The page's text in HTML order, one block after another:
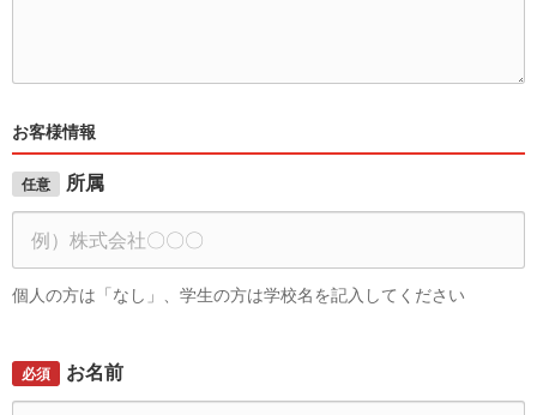
お客様情報
任意 所属
個人の方は「なし」、学生の方は学校名を記入してください
必須 お名前